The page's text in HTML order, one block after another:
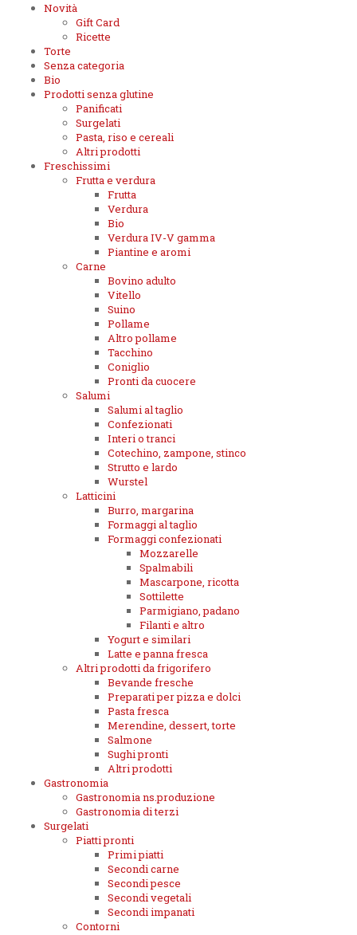
Novità
Gift Card
Ricette
Torte
Senza categoria
Bio
Prodotti senza glutine
Panificati
Surgelati
Pasta, riso e cereali
Altri prodotti
Freschissimi
Frutta e verdura
Frutta
Verdura
Bio
Verdura IV-V gamma
Piantine e aromi
Carne
Bovino adulto
Vitello
Suino
Pollame
Altro pollame
Tacchino
Coniglio
Pronti da cuocere
Salumi
Salumi al taglio
Confezionati
Interi o tranci
Cotechino, zampone, stinco
Strutto e lardo
Wurstel
Latticini
Burro, margarina
Formaggi al taglio
Formaggi confezionati
Mozzarelle
Spalmabili
Mascarpone, ricotta
Sottilette
Parmigiano, padano
Filanti e altro
Yogurt e similari
Latte e panna fresca
Altri prodotti da frigorifero
Bevande fresche
Preparati per pizza e dolci
Pasta fresca
Merendine, dessert, torte
Salmone
Sughi pronti
Altri prodotti
Gastronomia
Gastronomia ns.produzione
Gastronomia di terzi
Surgelati
Piatti pronti
Primi piatti
Secondi carne
Secondi pesce
Secondi vegetali
Secondi impanati
Contorni